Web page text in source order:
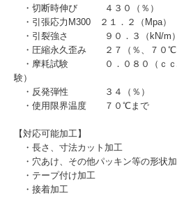
・切断時伸び ４３０（％）
・引張応力M300 ２１．２（Mpa）
・引裂強さ ９０．３（kN/m）
・圧縮永久歪み ２７（％、７０℃×
・摩耗試験 ０．０８０（ｃｃ/
験）
・反発弾性 ３４（％）
・使用限界温度 ７０℃まで
【対応可能加工】
・長さ、寸法カット加工
・穴あけ、その他パッキン等の形状
・テープ付け加工
・接着加工